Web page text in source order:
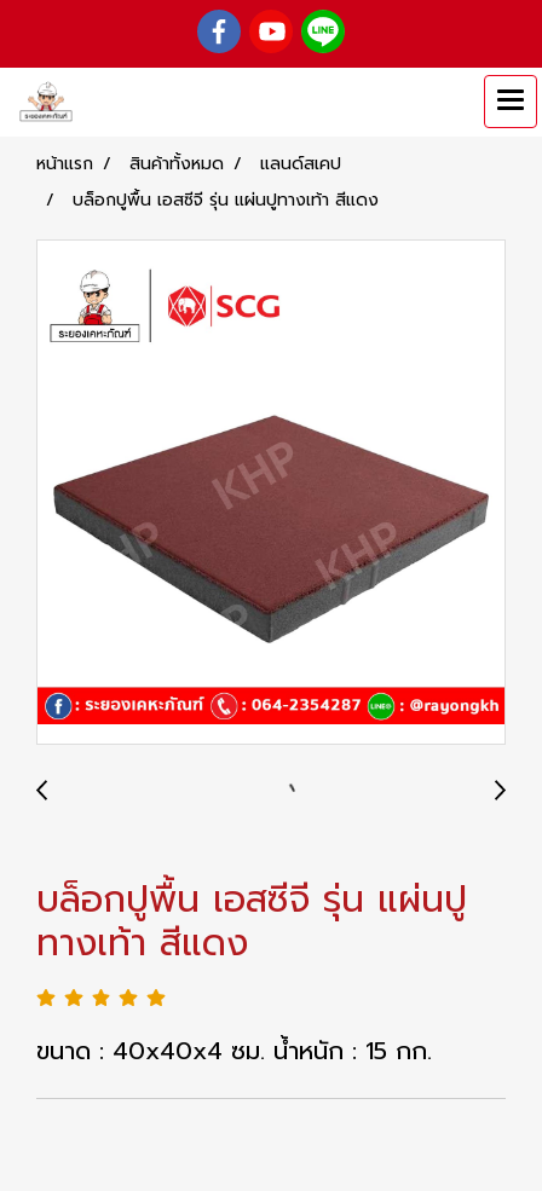
หน้าแรก สินค้าทั้งหมด
แลนด์สเคป
บล็อกปูพื้น เอสซีจี รุ่น แผ่นปูทางเท้า สีแดง
บล็อกปูพื้น เอสซีจี รุ่น แผ่นปู
ทางเท้า สีแดง
ขนาด : 40x40x4 ซม. น้ำหนัก : 15 กก.